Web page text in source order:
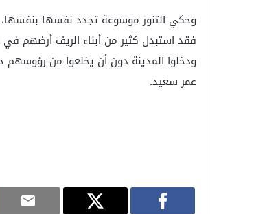
وحكي التنور موسوعة تجدد نفسها
فقد استبدل كثير من أبناء الريف أرضهم
ودخلوا المدينة دون أن يخلعوا من رؤوسهم
عمر سعيد.